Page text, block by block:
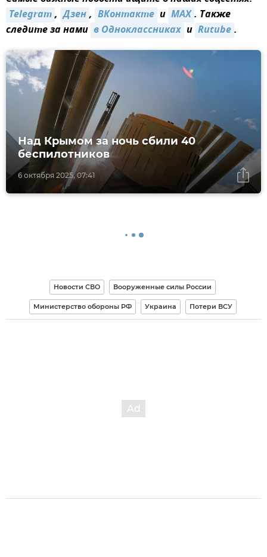
Telegram, Дзен, ВКонтакте и MAX. Также
следите за нами в Одноклассниках и Rutube.
6 октября 2025, 07:41
Над Крымом за ночь сбили 40
беспилотников
Новости СВО Вооруженные силы России
Министерство обороны РФ Украина Потери ВСУ